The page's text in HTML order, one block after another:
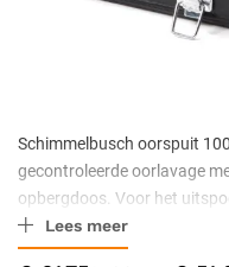
Schimmelbusch oorspuit
gecontroleerde oorlavage
opbergdoos. Voor het
met water op
afdichtring, niet-steriel
Lees meer